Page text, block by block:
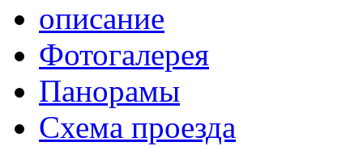
описание
Фотогалерея
Панорамы
Схема проезда